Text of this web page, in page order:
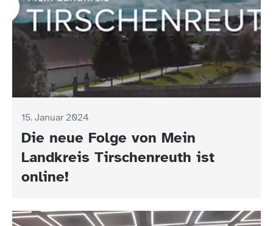
15. Januar 2024
Die neue Folge von Mein
Landkreis Tirschenreuth ist
online!